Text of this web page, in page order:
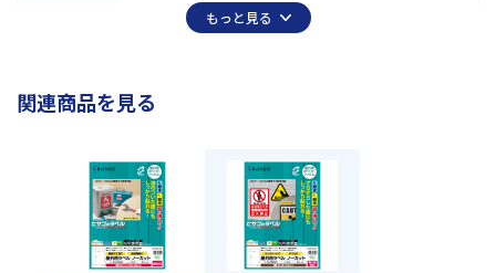
もっと見る
関連商品を見る